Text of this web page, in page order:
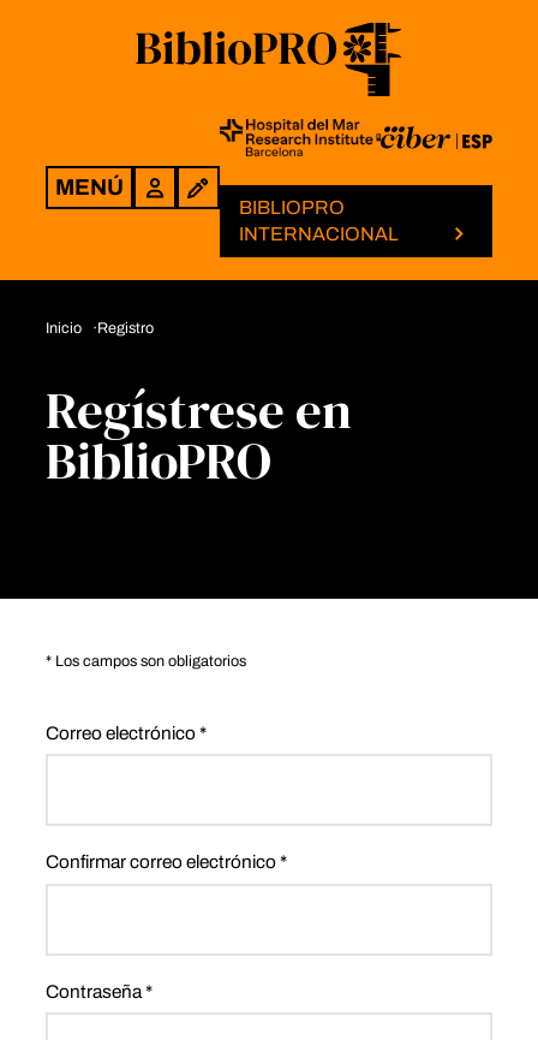
MENÚ Login
BIBLIOPRO
INTERNACIONAL
Inicio Registro
Regístrese en
BiblioPRO
*Los campos son obligatorios
Correo electrónico *
Confirmar correo electrónico *
Contraseña *